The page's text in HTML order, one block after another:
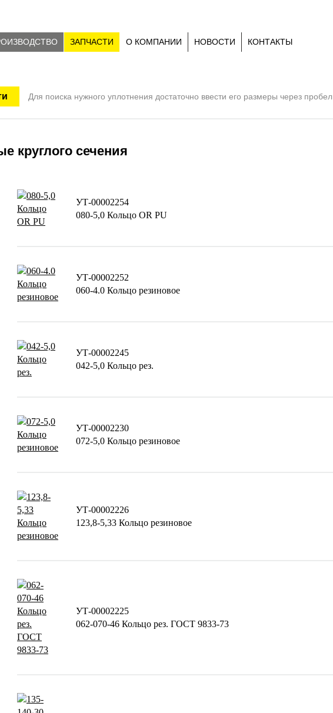
ЗАПЧАСТИ О КОМПАНИИ НОВОСТИ КОНТАКТЫ
Для поиска нужного уплотнения достаточно ввести его размеры через пробел
круглого сечения
УТ-00002254
080-5,0 Кольцо OR PU
УТ-00002252
060-4.0 Кольцо резиновое
УТ-00002245
042-5,0 Кольцо рез.
УТ-00002230
072-5,0 Кольцо резиновое
УТ-00002226
123,8-5,33 Кольцо резиновое
УТ-00002225
062-070-46 Кольцо рез. ГОСТ 9833-73